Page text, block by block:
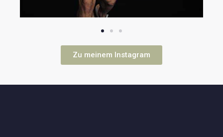
Zu meinem Instagram